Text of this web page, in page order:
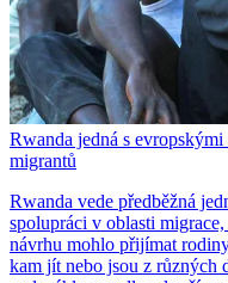
Rwanda jedná s
migrantů
Rwanda vede předběžná
spolupráci v oblasti
návrhu mohlo přijímat
kam jít nebo jsou z různých